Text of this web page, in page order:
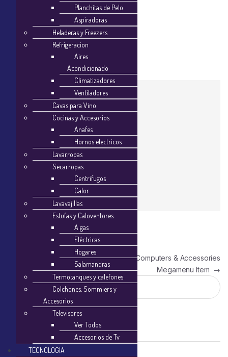
Audio & Video
All Audio & Video
Headphones & Speakers
Navegación de entradasComputers & Accessories
Megamenu Item →
Buscar:
Categorías
Planchitas de Pelo
Aspiradoras
Heladeras y Freezers
Refrigeracion
Aires
Acondicionado
Climatizadores
Ventiladores
Cavas para Vino
Cocinas y Accesorios
Anafes
Hornos electricos
Lavarropas
Secarropas
Centrifugos
Calor
Lavavajillas
Estufas y Caloventores
A gas
Eléctricas
Hogares
Salamandras
Termotanques y calefones
Colchones, Sommiers y
Accesorios
Televisores
Ver Todos
Accesorios de Tv
TECNOLOGIA